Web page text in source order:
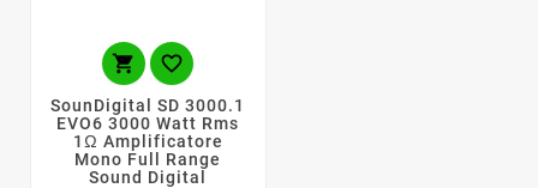
 
SounDigital SD 3000.1
EVO6 3000 Watt Rms
1Ω Amplificatore
Mono Full Range
Sound Digital